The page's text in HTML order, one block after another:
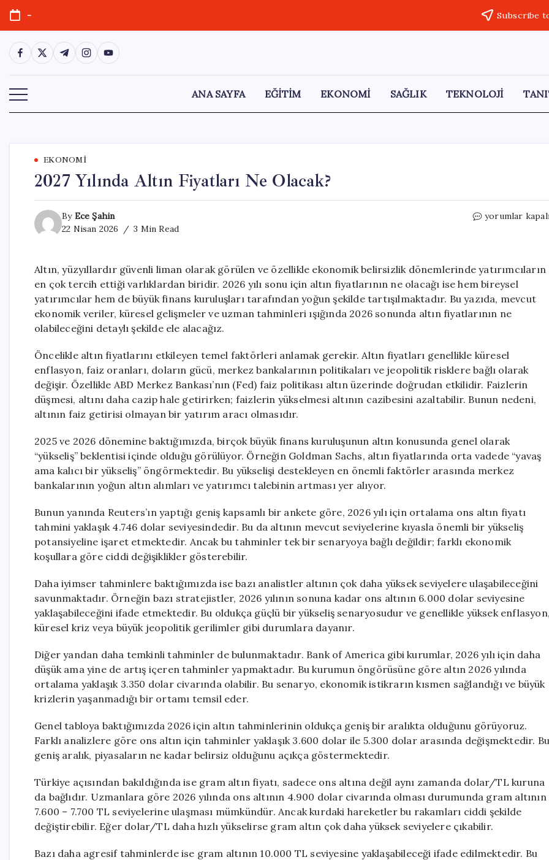
Skip
content
- Subscribe
https://www.facebook.com/
https://twitter.com/
https://t.me/
https://www.instagram.com/
https://youtube.com/
ANA SAYFA EĞİTİM EKONOMİ SAĞLIK TEKNOLOJİ
EKONOMI
2027 Yılında Altın Fiyatları Ne Olacak?
By Ece Şahin
22 Nisan 2026
3 Min Read
2027
Ne
Olacak?
için
yorumlar
Altın, yüzyıllardır güvenli liman olarak görülen ve özellikle ekonomik belirsizlik dönemlerinde yatırımcıların
en çok tercih ettiği varlıklardan biridir. 2026 yılı sonu için altın fiyatlarının ne olacağı ise hem bireysel
yatırımcılar hem de büyük finans kuruluşları tarafından yoğun şekilde tartışılmaktadır. Bu yazıda, mevcut
ekonomik veriler, küresel gelişmeler ve uzman tahminleri ışığında 2026 sonunda altın fiyatlarının ne
olabileceğini detaylı şekilde ele alacağız.
Öncelikle altın fiyatlarını etkileyen temel faktörleri anlamak gerekir. Altın fiyatları genellikle küresel
enflasyon, faiz oranları, doların gücü, merkez bankalarının politikaları ve jeopolitik risklere bağlı olarak
değişir. Özellikle ABD Merkez Bankası’nın (Fed) faiz politikası altın üzerinde doğrudan etkilidir. Faizlerin
düşmesi, altını daha cazip hale getirirken; faizlerin yükselmesi altının cazibesini azaltabilir. Bunun nedeni,
altının faiz getirisi olmayan bir yatırım aracı olmasıdır.
2025 ve 2026 dönemine baktığımızda, birçok büyük finans kuruluşunun altın konusunda genel olarak
“yükseliş” beklentisi içinde olduğu görülüyor. Örneğin Goldman Sachs, altın fiyatlarında orta vadede “yavaş
ama kalıcı bir yükseliş” öngörmektedir. Bu yükselişi destekleyen en önemli faktörler arasında merkez
bankalarının yoğun altın alımları ve yatırımcı talebinin artması yer alıyor.
Bunun yanında Reuters’ın yaptığı geniş kapsamlı bir ankete göre, 2026 yılı için ortalama ons altın fiyatı
tahmini yaklaşık 4.746 dolar seviyesindedir. Bu da altının mevcut seviyelerine kıyasla önemli bir yükseliş
potansiyeline işaret etmektedir. Ancak bu tahminler tek bir senaryoya bağlı değildir; farklı ekonomik
koşullara göre ciddi değişiklikler gösterebilir.
Daha iyimser tahminlere baktığımızda ise bazı analistler altının çok daha yüksek seviyelere ulaşabileceğini
savunmaktadır. Örneğin bazı stratejistler, 2026 yılının sonuna kadar ons altının 6.000 dolar seviyesine
yaklaşabileceğini ifade etmektedir. Bu oldukça güçlü bir yükseliş senaryosudur ve genellikle yüksek enflasyon,
küresel kriz veya büyük jeopolitik gerilimler gibi durumlara dayanır.
Diğer yandan daha temkinli tahminler de bulunmaktadır. Bank of America gibi kurumlar, 2026 yılı için daha
düşük ama yine de artış içeren tahminler yapmaktadır. Bu kurumun öngörüsüne göre altın 2026 yılında
ortalama yaklaşık 3.350 dolar civarında olabilir. Bu senaryo, ekonomik istikrarın kısmen sağlandığı ve büyük
krizlerin yaşanmadığı bir ortamı temsil eder.
Genel tabloya baktığımızda 2026 için altın tahminlerinin oldukça geniş bir aralıkta olduğunu görüyoruz.
Farklı analizlere göre ons altın için tahminler yaklaşık 3.600 dolar ile 5.300 dolar arasında değişmektedir. Bu
geniş aralık, piyasaların ne kadar belirsiz olduğunu açıkça göstermektedir.
Türkiye açısından bakıldığında ise gram altın fiyatı, sadece ons altına değil aynı zamanda dolar/TL kuruna
da bağlıdır. Uzmanlara göre 2026 yılında ons altının 4.900 dolar civarında olması durumunda gram altının
7.600 – 7.700 TL seviyelerine ulaşması mümkündür. Ancak kurdaki hareketler bu rakamları ciddi şekilde
değiştirebilir. Eğer dolar/TL daha hızlı yükselirse gram altın çok daha yüksek seviyelere çıkabilir.
Bazı daha agresif tahminlerde ise gram altının 10.000 TL seviyesine yaklaşabileceği ifade edilmektedir. Bu